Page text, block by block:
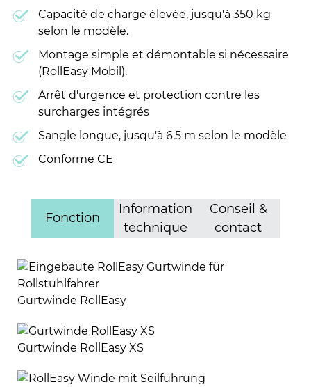
Capacité de charge élevée, jusqu'à 350 kg
selon le modèle.
Montage simple et démontable si nécessaire
(RollEasy Mobil).
Arrêt d'urgence et protection contre les
surcharges intégrés
Sangle longue, jusqu'à 6,5 m selon le modèle
Conforme CE
Fonction
Information
technique
Conseil &
contact
Gurtwinde RollEasy
Gurtwinde RollEasy XS